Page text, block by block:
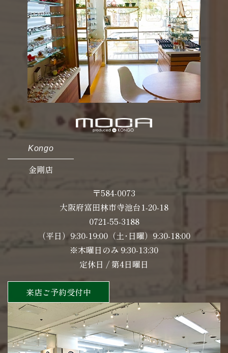
Kongo
金剛店
〒584-0073
大阪府富田林市寺池台1-20-18
0721-55-3188
（平日）9:30-19:00（土･日曜）9:30-18:00
※木曜日のみ 9:30-13:30
定休日 / 第4日曜日
来店ご予約受付中